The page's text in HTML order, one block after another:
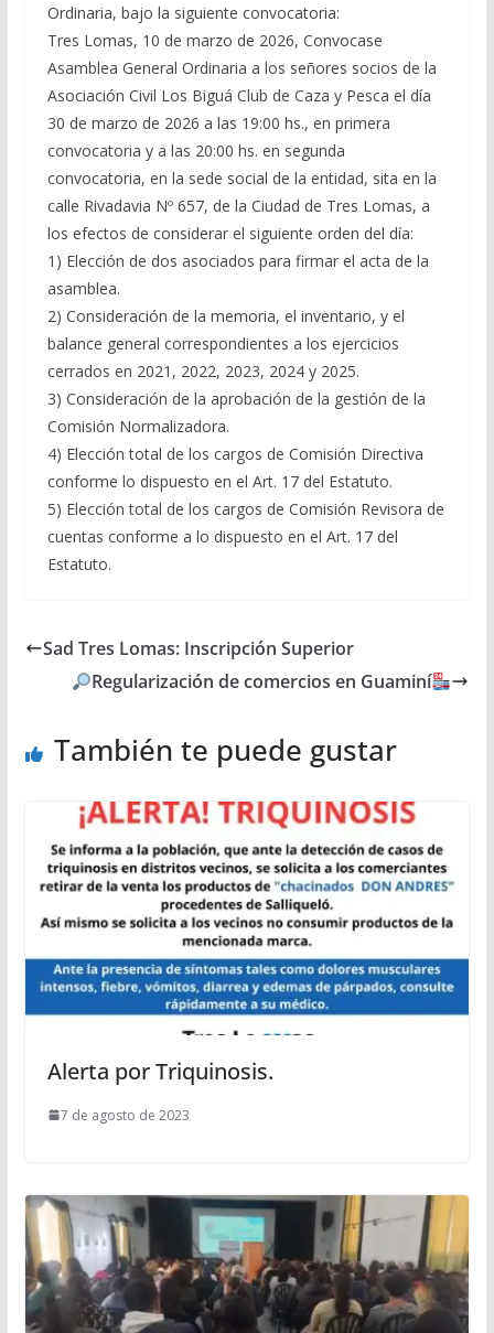
Ordinaria, bajo la siguiente convocatoria:
Tres Lomas, 10 de marzo de 2026, Convocase
Asamblea General Ordinaria a los señores socios de la
Asociación Civil Los Biguá Club de Caza y Pesca el día
30 de marzo de 2026 a las 19:00 hs., en primera
convocatoria y a las 20:00 hs. en segunda
convocatoria, en la sede social de la entidad, sita en la
calle Rivadavia Nº 657, de la Ciudad de Tres Lomas, a
los efectos de considerar el siguiente orden del día:
1) Elección de dos asociados para firmar el acta de la
asamblea.
2) Consideración de la memoria, el inventario, y el
balance general correspondientes a los ejercicios
cerrados en 2021, 2022, 2023, 2024 y 2025.
3) Consideración de la aprobación de la gestión de la
Comisión Normalizadora.
4) Elección total de los cargos de Comisión Directiva
conforme lo dispuesto en el Art. 17 del Estatuto.
5) Elección total de los cargos de Comisión Revisora de
cuentas conforme a lo dispuesto en el Art. 17 del
Estatuto.
Sad Tres Lomas: Inscripción Superior
Regularización de comercios en Guaminí
También te puede gustar
Alerta por Triquinosis.
7 de agosto de 2023